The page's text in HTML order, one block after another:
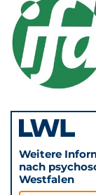
Weitere
nach
Westfalen